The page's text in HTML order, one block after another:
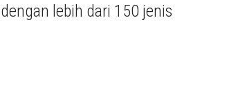
lebih dari 150 jenis